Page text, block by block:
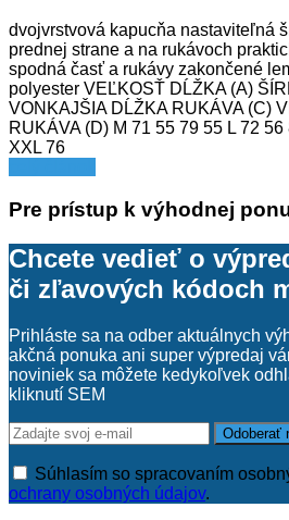
dvojvrstvová kapucňa nastaviteľná
prednej strane a na rukávoch
spodná časť a rukávy zakončené
polyester VEĽKOSŤ DĹŽKA (A)
VONKAJŠIA DĹŽKA RUKÁVA (C)
RUKÁVA (D) M 71 55 79 55 L 72
XXL 76
Pre prístup k výhodnej
Chcete vedieť o
či zľavových kódoch
Prihláste sa na odber aktuálnych
akčná ponuka ani super výpredaj
noviniek sa môžete kedykoľvek
kliknutí SEM
Súhlasím so spracovaním
ochrany osobných údajov.